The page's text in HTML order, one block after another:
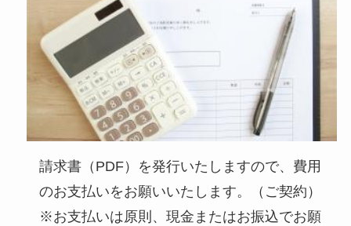
請求書（PDF）を発行いたしますので、費用
のお支払いをお願いいたします。（ご契約）
※お支払いは原則、現金またはお振込でお願